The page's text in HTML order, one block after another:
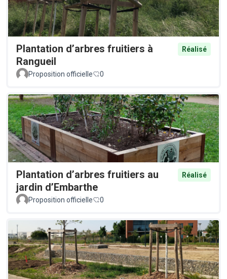
Plantation d’arbres fruitiers à
Rangueil
Réalisé
Proposition officielle 0
Plantation d’arbres fruitiers au
jardin d’Embarthe
Réalisé
Proposition officielle 0